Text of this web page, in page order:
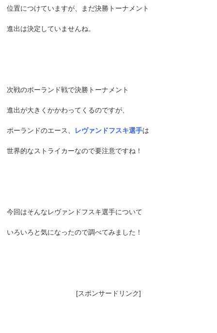
位置につけていますが、まだ決勝トーナメント
進出は決定していませんね。
次戦のポーランド戦で決勝トーナメント
進出が大きくかかわってくるのですが、
ポーランドのエース、 レヴァンドフスキ選手は
世界的なストライカーなので要注意ですね！
今回はそんなレヴァンドフスキ選手について
いろいろと気になったので調べてみました！
[スポンサードリンク]